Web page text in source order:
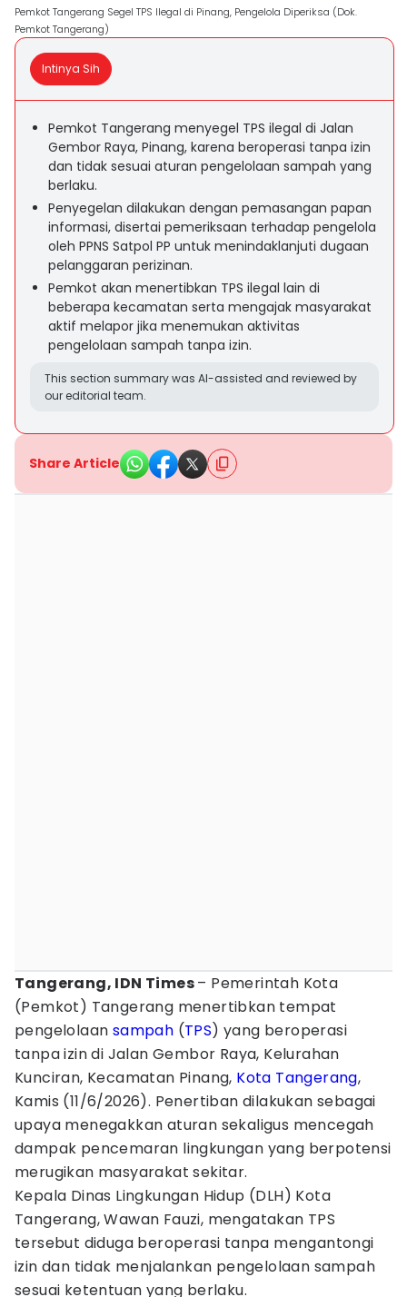
Pemkot Tangerang Segel TPS Ilegal di Pinang, Pengelola Diperiksa (Dok.
Pemkot Tangerang)
Intinya Sih
Pemkot Tangerang menyegel TPS ilegal di Jalan
Gembor Raya, Pinang, karena beroperasi tanpa izin
dan tidak sesuai aturan pengelolaan sampah yang
berlaku.
Penyegelan dilakukan dengan pemasangan papan
informasi, disertai pemeriksaan terhadap pengelola
oleh PPNS Satpol PP untuk menindaklanjuti dugaan
pelanggaran perizinan.
Pemkot akan menertibkan TPS ilegal lain di
beberapa kecamatan serta mengajak masyarakat
aktif melapor jika menemukan aktivitas
pengelolaan sampah tanpa izin.
This section summary was AI-assisted and reviewed by
our editorial team.
Share Article
Tangerang, IDN Times– Pemerintah Kota
(Pemkot) Tangerang menertibkan tempat
pengelolaan sampah (TPS) yang beroperasi
tanpa izin di Jalan Gembor Raya, Kelurahan
Kunciran, Kecamatan Pinang, Kota Tangerang,
Kamis (11/6/2026). Penertiban dilakukan sebagai
upaya menegakkan aturan sekaligus mencegah
dampak pencemaran lingkungan yang berpotensi
merugikan masyarakat sekitar.
Kepala Dinas Lingkungan Hidup (DLH) Kota
Tangerang, Wawan Fauzi, mengatakan TPS
tersebut diduga beroperasi tanpa mengantongi
izin dan tidak menjalankan pengelolaan sampah
sesuai ketentuan yang berlaku.